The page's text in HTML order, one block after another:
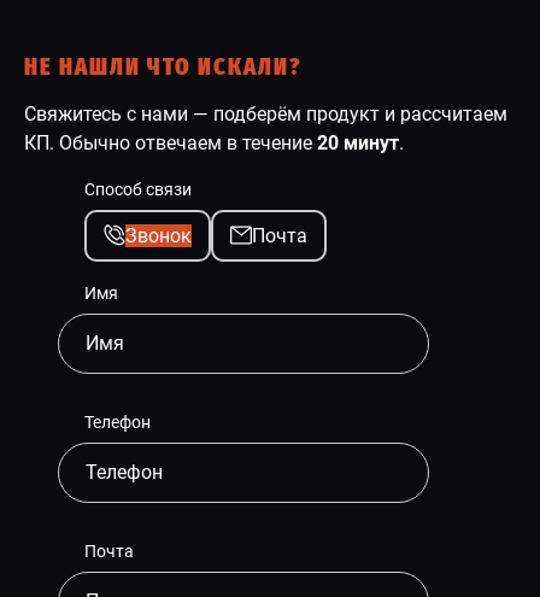
НЕ НАШЛИ ЧТО ИСКАЛИ?
Свяжитесь с нами — подберём продукт и рассчитаем
КП. Обычно отвечаем в течение 20 минут.
Способ связи
Звонок Почта
Имя
Телефон
Почта